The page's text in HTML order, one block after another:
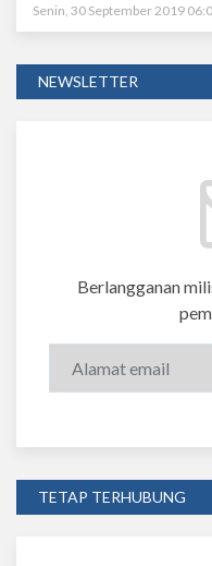
Senin, 30 September 2019
NEWSLETTER
Berlangganan
TETAP TERHUBUNG